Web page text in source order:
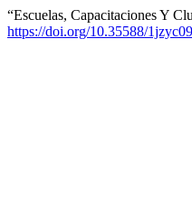
“Escuelas, Capacitaciones Y
https://doi.org/10.35588/